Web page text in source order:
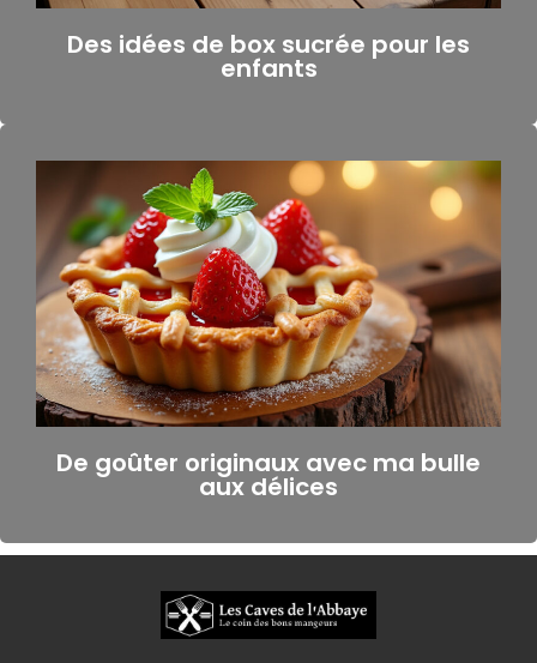
Des idées de box sucrée pour les
enfants
De goûter originaux avec ma bulle
aux délices